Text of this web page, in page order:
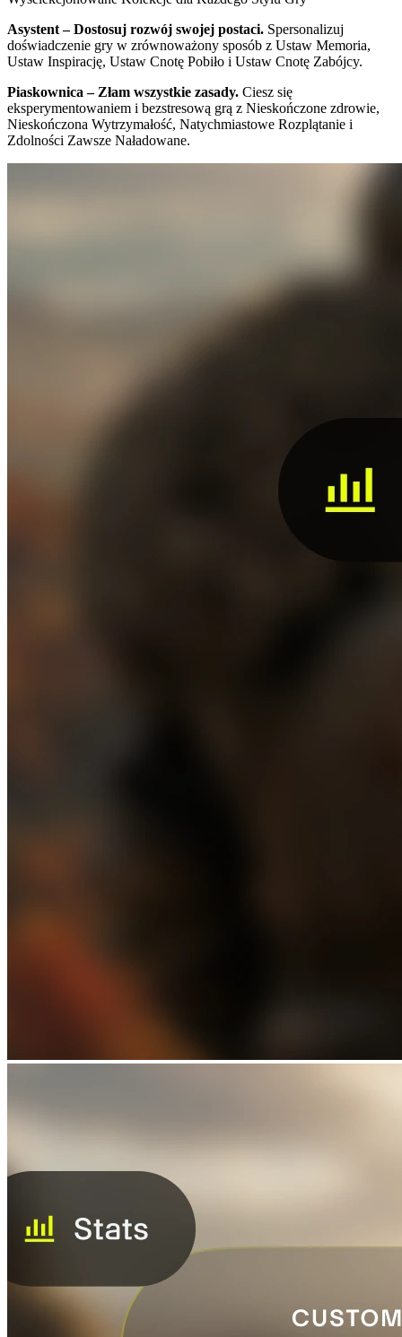
Asystent – Dostosuj rozwój swojej postaci. Spersonalizuj
doświadczenie gry w zrównoważony sposób z Ustaw Memoria,
Ustaw Inspirację, Ustaw Cnotę Pobiło i Ustaw Cnotę Zabójcy.
Piaskownica – Złam wszystkie zasady. Ciesz się
eksperymentowaniem i bezstresową grą z Nieskończone zdrowie,
Nieskończona Wytrzymałość, Natychmiastowe Rozplątanie i
Zdolności Zawsze Naładowane.